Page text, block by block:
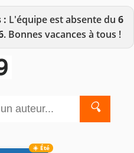
: L'équipe est absente du 6
. Bonnes vacances à tous !
🔍